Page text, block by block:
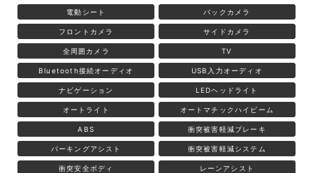
電動シート バックカメラ
フロントカメラ サイドカメラ
全周囲カメラ TV
Bluetooth接続オーディオ USB入力オーディオ
ナビゲーション LEDヘッドライト
オートライト オートマチックハイビーム
ABS 衝突被害軽減ブレーキ
パーキングアシスト 衝突被害軽減システム
衝突安全ボディ レーンアシスト